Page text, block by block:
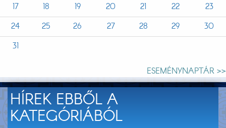
17
18 19 20 21 22
23
24
25 26 27 28 29
30
31
ESEMÉNYNAPTÁR >>
HÍREK EBBŐL A
KATEGÓRIÁBÓL